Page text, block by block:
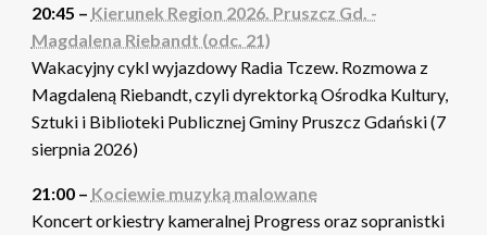
20:45 – Kierunek Region 2026. Pruszcz Gd. -
Magdalena Riebandt (odc. 21)
Wakacyjny cykl wyjazdowy Radia Tczew. Rozmowa z
Magdaleną Riebandt, czyli dyrektorką Ośrodka Kultury,
Sztuki i Biblioteki Publicznej Gminy Pruszcz Gdański (7
sierpnia 2026)
21:00 – Kociewie muzyką malowane
Koncert orkiestry kameralnej Progress oraz sopranistki